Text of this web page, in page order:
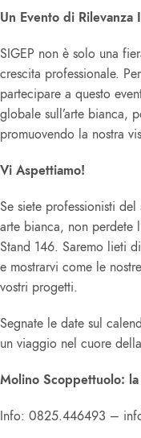
Un Evento di Rilevanza
SIGEP non è solo una
crescita professionale.
partecipare a questo
globale sull’arte bianca,
promuovendo la nostra
Vi Aspettiamo!
Se siete professionisti
arte bianca, non perdete
Stand 146. Saremo lieti
e mostrarvi come le
vostri progetti.
Segnate le date sul
un viaggio nel cuore
Molino Scoppettuolo:
Info: 0825.446493 –